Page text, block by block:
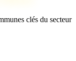
clés du secteur